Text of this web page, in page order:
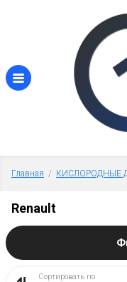
Главная
  /
КИСЛОРОДНЫЕ
Renault
Сортировать по